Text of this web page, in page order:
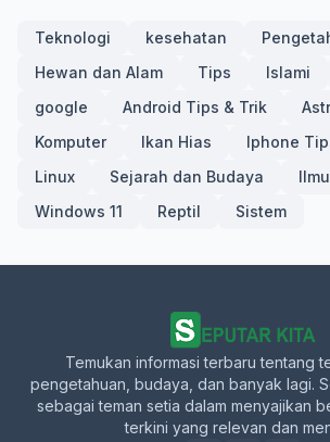
Teknologi kesehatan
Hewan dan Alam
Tips Islami
google
Android Tips & Trik
Komputer
Ikan Hias
Iphone
Linux
Sejarah dan Budaya
Windows 11
Reptil Sistem
Temukan informasi terbaru tentang
pengetahuan, budaya, dan banyak lagi.
sebagai teman setia dalam menyajikan
terkini yang relevan dan